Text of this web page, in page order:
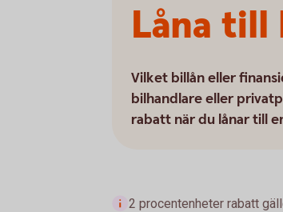
Låna till
Vilket billån eller
bilhandlare eller
rabatt när du lånar till
2 procentenheter rabatt